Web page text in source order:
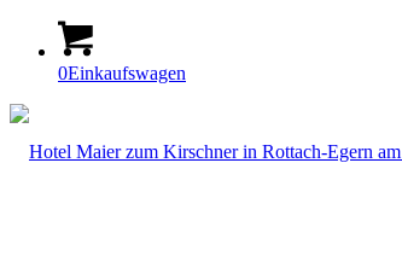
0Einkaufswagen